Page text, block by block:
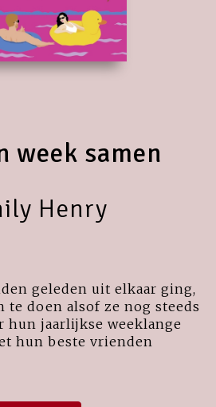
week samen
Henry
geleden uit elkaar ging,
te doen alsof ze nog steeds
hun jaarlijkse weeklange
hun beste vrienden